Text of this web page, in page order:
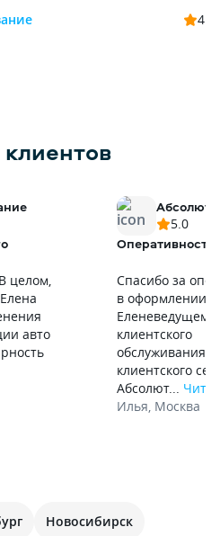
4
целом,
авто
Абсолют
5.0
Оперативность
Спасибо за
в оформлении
Еленеведущему
клиентского
клиентского
Абсолют...
Илья, Москва
Новосибирск